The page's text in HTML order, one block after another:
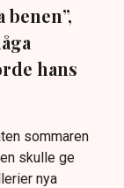
benen”,
hans
sommaren
skulle ge
nya